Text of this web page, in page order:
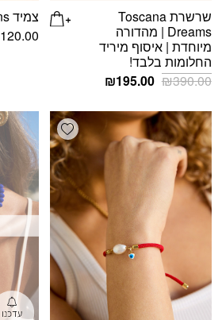
שרשרת Toscana
Dreams | מהדורה
מיוחדת | איסוף מיריד
החלומות בלבד!
₪390.00
המחיר
היה:
₪390.00.
₪195.00
הוא:
₪195.00.
צמיד Jeans עין כחולה
120.00
Add wishlist